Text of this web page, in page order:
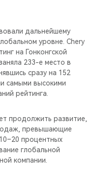
дальнейшему
уровне. Chery
на Гонконгской
233-е место в
сразу на 152
самыми высокими
рейтинга.
продолжить развитие,
превышающие
процентных
глобальной
компании.